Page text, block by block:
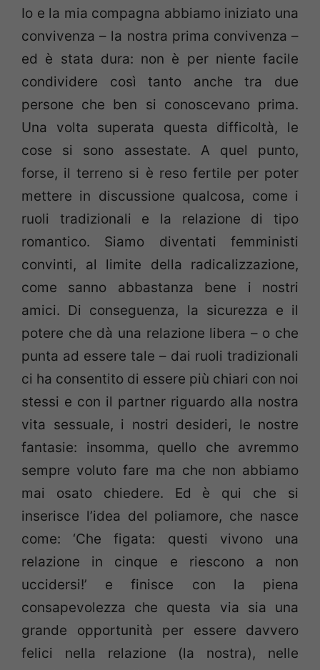
Io e la mia compagna abbiamo iniziato una
convivenza – la nostra prima convivenza –
ed è stata dura: non è per niente facile
condividere così tanto anche tra due
persone che ben si conoscevano prima.
Una volta superata questa difficoltà, le
cose si sono assestate. A quel punto,
forse, il terreno si è reso fertile per poter
mettere in discussione qualcosa, come i
ruoli tradizionali e la relazione di tipo
romantico. Siamo diventati femministi
convinti, al limite della radicalizzazione,
come sanno abbastanza bene i nostri
amici. Di conseguenza, la sicurezza e il
potere che dà una relazione libera – o che
punta ad essere tale – dai ruoli tradizionali
ci ha consentito di essere più chiari con noi
stessi e con il partner riguardo alla nostra
vita sessuale, i nostri desideri, le nostre
fantasie: insomma, quello che avremmo
sempre voluto fare ma che non abbiamo
mai osato chiedere. Ed è qui che si
inserisce l’idea del poliamore, che nasce
come: ‘Che figata: questi vivono una
relazione in cinque e riescono a non
uccidersi!’ e finisce con la piena
consapevolezza che questa via sia una
grande opportunità per essere davvero
felici nella relazione (la nostra), nelle